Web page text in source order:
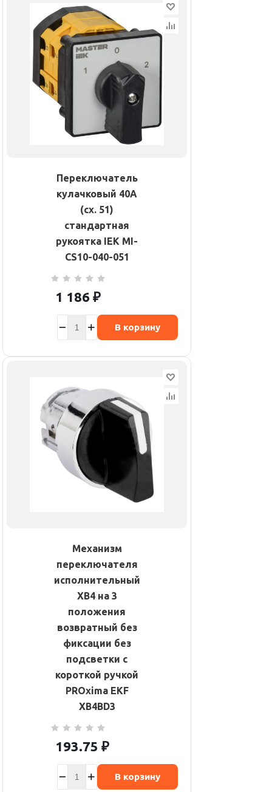
Переключатель
кулачковый 40А
(сх. 51)
стандартная
рукоятка IEK MI-
CS10-040-051
1 186 ₽
В корзину
Механизм
переключателя
исполнительный
ХB4 на 3
положения
возвратный без
фиксации без
подсветки с
короткой ручкой
PROxima EKF
XB4BD3
193.75 ₽
В корзину